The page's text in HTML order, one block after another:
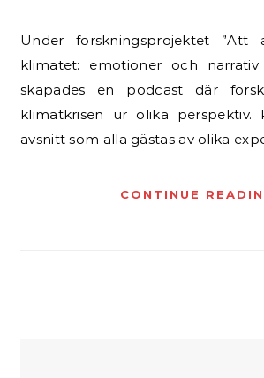
Under forskningsprojektet ”Att anpassa sig till
klimatet: emotioner och narrativ
skapades en podcast där
klimatkrisen ur olika perspektiv.
avsnitt som alla gästas av olika
CONTINUE